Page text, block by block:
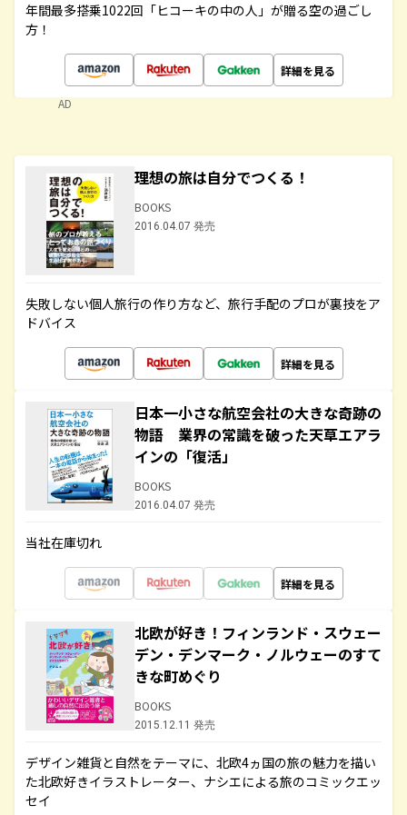
年間最多搭乗1022回「ヒコーキの中の人」が贈る空の過ごし
方！
詳細を見る
AD
理想の旅は自分でつくる！
BOOKS
2016.04.07 発売
失敗しない個人旅行の作り方など、旅行手配のプロが裏技をア
ドバイス
詳細を見る
日本一小さな航空会社の大きな奇跡の
物語 業界の常識を破った天草エアラ
インの「復活」
BOOKS
2016.04.07 発売
当社在庫切れ
詳細を見る
北欧が好き！フィンランド・スウェー
デン・デンマーク・ノルウェーのすて
きな町めぐり
BOOKS
2015.12.11 発売
デザイン雑貨と自然をテーマに、北欧4ヵ国の旅の魅力を描い
た北欧好きイラストレーター、ナシエによる旅のコミックエッ
セイ